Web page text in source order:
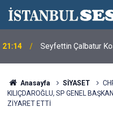
21:14 Seyfettin Çalbatur
Anasayfa SİYASET
KILIÇDAROĞLU, SP GENEL
ZİYARET ETTİ